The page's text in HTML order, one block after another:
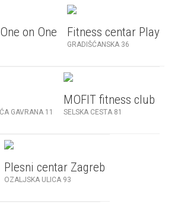
on One Fitness centar Play
GRADIŠĆANSKA 36
GAVRANA 11
MOFIT fitness club
SELSKA CESTA 81
Plesni centar Zagreb
OZALJSKA ULICA 93